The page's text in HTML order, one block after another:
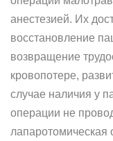
анестезией. Их
восстановление
возвращение
кровопотере,
случае наличия у
операции не
лапаротомическая